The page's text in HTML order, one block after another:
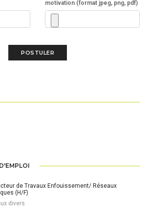
motivation (format jpeg, png, pdf)
de Travaux Enfouissement/ Réseaux
(H/F)
divers